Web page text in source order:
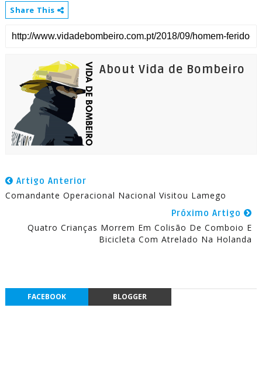
Share This
About Vida de Bombeiro
Artigo Anterior
Comandante Operacional Nacional Visitou Lamego
Próximo Artigo
Quatro Crianças Morrem Em Colisão De Comboio E
Bicicleta Com Atrelado Na Holanda
FACEBOOK BLOGGER